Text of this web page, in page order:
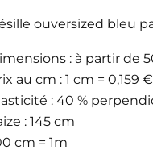
ouversized bleu
: à partir de
au cm : 1 cm = 0,159
:40 %
: 145 cm
cm = 1m